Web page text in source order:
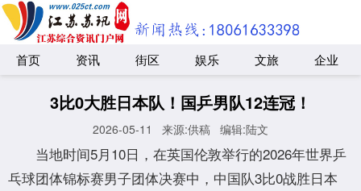
首页 资讯 街区 娱乐 文旅 企业
3比0大胜日本队！国乒男队12连冠！
2026-05-11 来源:供稿 编辑:陆文
当地时间5月10日，在英国伦敦举行的2026年世界乒
乓球团体锦标赛男子团体决赛中，中国队3比0战胜日本